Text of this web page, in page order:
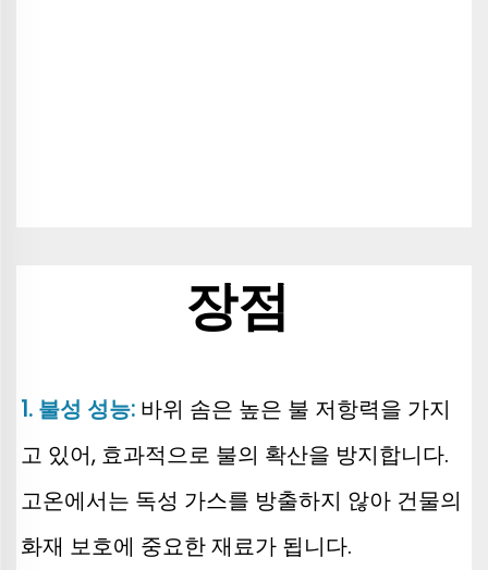
장점
1. 불성 성능: 바위 솜은 높은 불 저항력을 가지
고 있어, 효과적으로 불의 확산을 방지합니다.
고온에서는 독성 가스를 방출하지 않아 건물의
화재 보호에 중요한 재료가 됩니다.